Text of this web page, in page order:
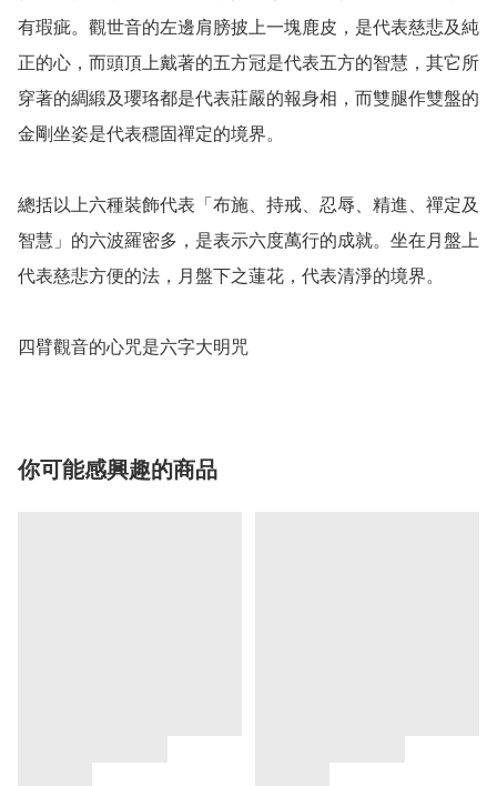
有瑕疵。觀世音的左邊肩膀披上一塊鹿皮，是代表慈悲及純
正的心，而頭頂上戴著的五方冠是代表五方的智慧，其它所
穿著的綢緞及瓔珞都是代表莊嚴的報身相，而雙腿作雙盤的
金剛坐姿是代表穩固禪定的境界。
總括以上六種裝飾代表「布施、持戒、忍辱、精進、禪定及
智慧」的六波羅密多，是表示六度萬行的成就。坐在月盤上
代表慈悲方便的法，月盤下之蓮花，代表清淨的境界。
四臂觀音的心咒是六字大明咒
你可能感興趣的商品